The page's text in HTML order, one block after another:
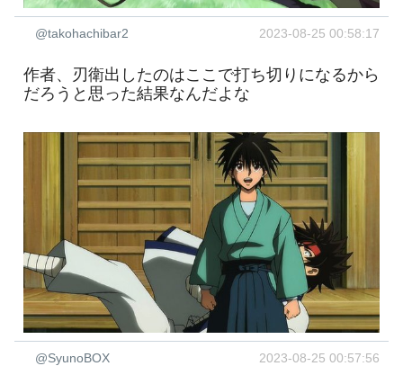
@takohachibar2 2023-08-25 00:58:17
作者、刃衛出したのはここで打ち切りになるから
だろうと思った結果なんだよな
@SyunoBOX 2023-08-25 00:57:56